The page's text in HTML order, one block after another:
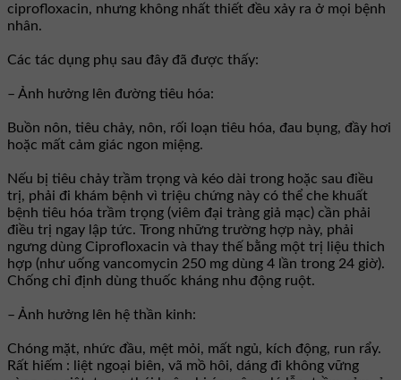
ciprofloxacin, nhưng không nhất thiết đều xảy ra ở mọi bệnh
nhân.
Các tác dụng phụ sau đây đã được thấy:
– Ảnh hưởng lên đường tiêu hóa:
Buồn nôn, tiêu chảy, nôn, rối loạn tiêu hóa, đau bụng, đầy hơi
hoặc mất cảm giác ngon miệng.
Nếu bị tiêu chảy trầm trọng và kéo dài trong hoặc sau điều
trị, phải đi khám bệnh vì triệu chứng này có thể che khuất
bệnh tiêu hóa trầm trọng (viêm đại tràng giả mạc) cần phải
điều trị ngay lập tức. Trong những trường hợp này, phải
ngưng dùng Ciprofloxacin và thay thế bằng một trị liệu thich
hợp (như uống vancomycin 250 mg dùng 4 lần trong 24 giờ).
Chống chỉ định dùng thuốc kháng nhu động ruột.
– Ảnh hưởng lên hệ thần kinh:
Chóng mặt, nhức đầu, mệt mỏi, mất ngủ, kích động, run rẩy.
Rất hiếm : liệt ngoại biên, vã mồ hôi, dáng đi không vững